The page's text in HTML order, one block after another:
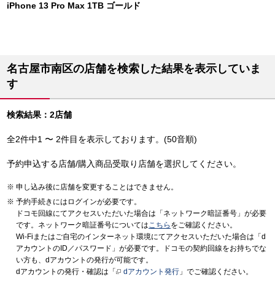
iPhone 13 Pro Max 1TB ゴールド
名古屋市南区の店舗を検索した結果を表示していま
す
検索結果：2店舗
全2件中1 〜 2件目を表示しております。(50音順)
予約申込する店舗/購入商品受取り店舗を選択してください。
申し込み後に店舗を変更することはできません。
予約手続きにはログインが必要です。
ドコモ回線にてアクセスいただいた場合は「ネットワーク暗証番号」が必要
です。ネットワーク暗証番号についてはこちら をご確認ください。
Wi-Fiまたはご自宅のインターネット環境にてアクセスいただいた場合は「d
アカウントのID／パスワード」が必要です。ドコモの契約回線をお持ちでな
い方も、dアカウントの発行が可能です。
dアカウントの発行・確認は「
dアカウント発行 」でご確認ください。